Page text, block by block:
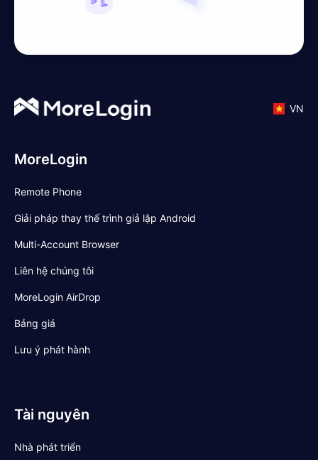
VN
MoreLogin
Remote Phone
Giải pháp thay thế trình giả lập Android
Multi-Account Browser
Liên hệ chúng tôi
MoreLogin AirDrop
Bảng giá
Lưu ý phát hành
Tài nguyên
Nhà phát triển